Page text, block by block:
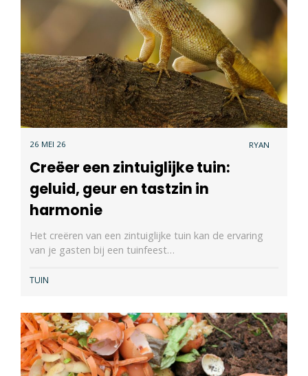
26 MEI 26 RYAN
Creëer een zintuiglijke tuin:
geluid, geur en tastzin in
harmonie
Het creëren van een zintuiglijke tuin kan de ervaring
van je gasten bij een tuinfeest…
TUIN